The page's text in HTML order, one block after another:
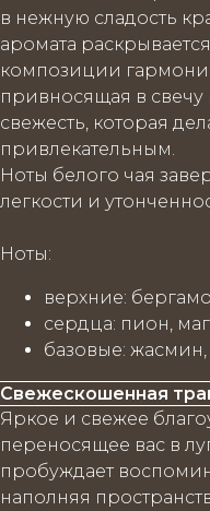
в нежную сладость
аромата
композиции
привносящая в
свежесть, которая
привлекательным.
Ноты белого чая
легкости и
Ноты:
верхние:
сердца: пион,
базовые:
Свежескошенная
Яркое и свежее
переносящее вас в
пробуждает
наполняя